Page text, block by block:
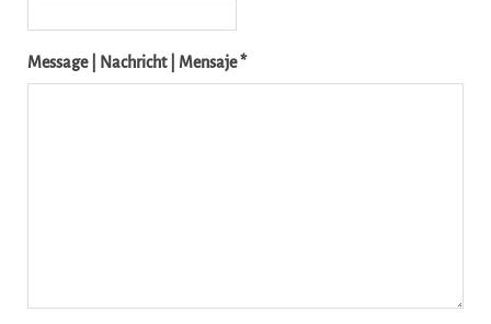
Message | Nachricht | Mensaje *